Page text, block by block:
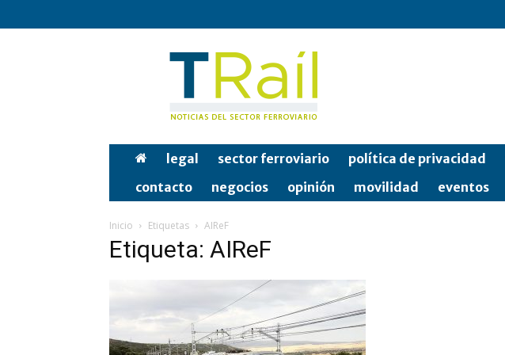
Tren
legal sector ferroviario política de privacidad
contacto
negocios opinión movilidad eventos
Inicio Etiquetas AIReF
Etiqueta: AIReF